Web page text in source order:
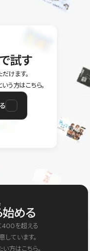
試す
けます。
う方はこちら。
始める
400を超える
ています。
方はこちら。